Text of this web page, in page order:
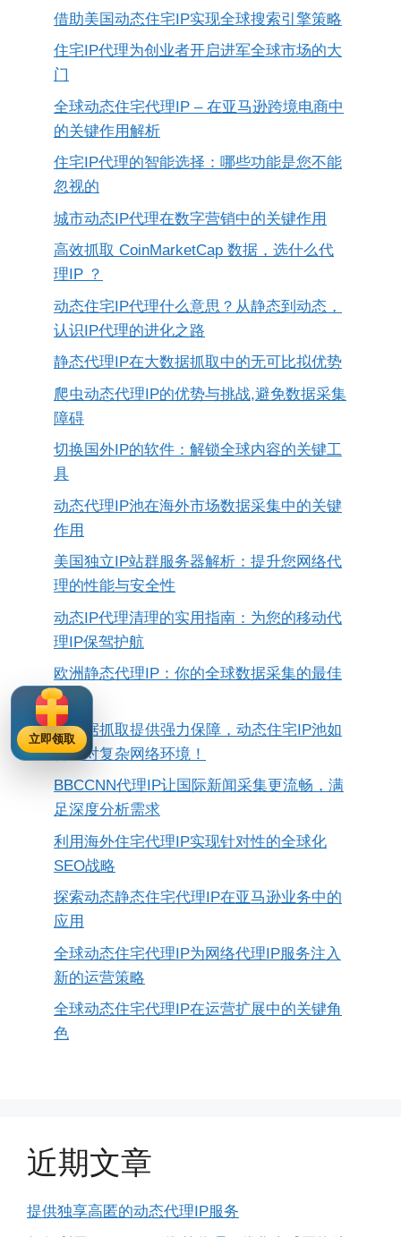
借助美国动态住宅IP实现全球搜索引擎策略
住宅IP代理为创业者开启进军全球市场的大
门
全球动态住宅代理IP – 在亚马逊跨境电商中
的关键作用解析
住宅IP代理的智能选择：哪些功能是您不能
忽视的
城市动态IP代理在数字营销中的关键作用
高效抓取 CoinMarketCap 数据，选什么代
理IP ？
动态住宅IP代理什么意思？从静态到动态，
认识IP代理的进化之路
静态代理IP在大数据抓取中的无可比拟优势
爬虫动态代理IP的优势与挑战,避免数据采集
障碍
切换国外IP的软件：解锁全球内容的关键工
具
动态代理IP池在海外市场数据采集中的关键
作用
美国独立IP站群服务器解析：提升您网络代
理的性能与安全性
动态IP代理清理的实用指南：为您的移动代
理IP保驾护航
欧洲静态代理IP：你的全球数据采集的最佳
选择
为数据抓取提供强力保障，动态住宅IP池如
何应对复杂网络环境！
BBCCNN代理IP让国际新闻采集更流畅，满
足深度分析需求
利用海外住宅代理IP实现针对性的全球化
SEO战略
探索动态静态住宅代理IP在亚马逊业务中的
应用
全球动态住宅代理IP为网络代理IP服务注入
新的运营策略
全球动态住宅代理IP在运营扩展中的关键角
色
近期文章
提供独享高匿的动态代理IP服务
立即领取